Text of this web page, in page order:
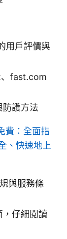
用戶評價與
fast.com
防護方法
費：全面指
、快速地上
與服務條
仔細閱讀